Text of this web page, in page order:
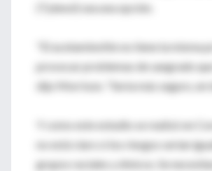
(Tylenol) sea una opción.
"El acetaminofén no tiene la misma
provocar problemas de sangrado
dijo Morrison. "Sería más seguro, en
Y como este estudio se realizó en
no está claro si los riesgos serían
grupos raciales y étnicos. Se